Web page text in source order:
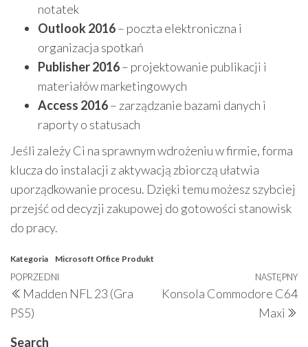
notatek
Outlook 2016– poczta elektroniczna i
organizacja spotkań
Publisher 2016– projektowanie publikacji i
materiałów marketingowych
Access 2016– zarządzanie bazami danych i
raporty o statusach
Jeśli zależy Ci na sprawnym wdrożeniu w firmie, forma
klucza do instalacji z aktywacją zbiorczą ułatwia
uporządkowanie procesu. Dzięki temu możesz szybciej
przejść od decyzji zakupowej do gotowości stanowisk
do pracy.
Kategoria Microsoft Office Produkt
Nawigacja
wpisu
Poprzedni
wpis
POPRZEDNI
Madden NFL 23 (Gra
PS5)
NASTĘPNY
Konsola Commodore C64
Maxi
Search